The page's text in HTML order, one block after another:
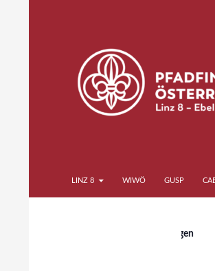
Pfadfinder*innen Linz 8
LINZ 8 WIWÖ GUSP
« Alle Veranstaltungen